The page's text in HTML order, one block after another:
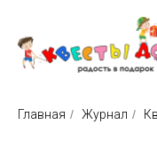
Главная / Журнал /